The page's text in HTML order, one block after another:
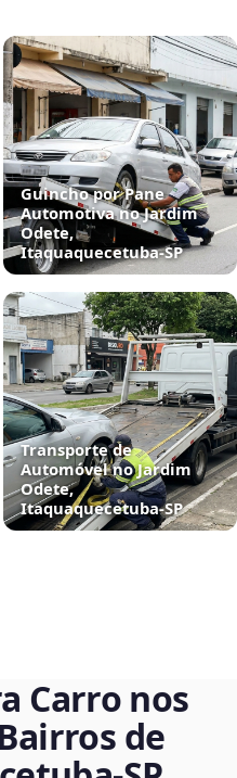
Guincho por Pane
Automotiva no Jardim
Odete,
Itaquaquecetuba‑SP
Transporte de
Automóvel no Jardim
Odete,
Itaquaquecetuba‑SP
Carro nos
de